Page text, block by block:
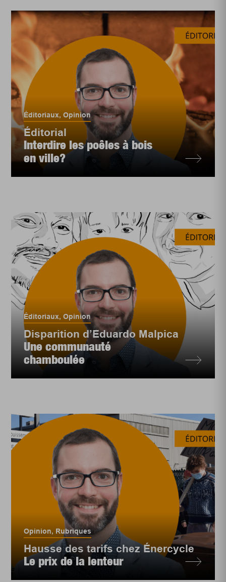
Éditoriaux,Opinion
Éditorial
Interdire les poêles à bois
en ville?
Éditoriaux,Opinion
Disparition d’Eduardo Malpica
Une communauté
chamboulée
Opinion, Rubriques
Hausse des tarifs chez Énercycle
Le prix de la lenteur